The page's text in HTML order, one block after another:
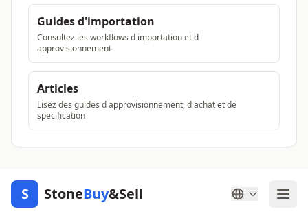
Guides d'importation
Consultez les workflows d importation et d
approvisionnement
Articles
Lisez des guides d approvisionnement, d achat et de
specification
S StoneBuy&Sell